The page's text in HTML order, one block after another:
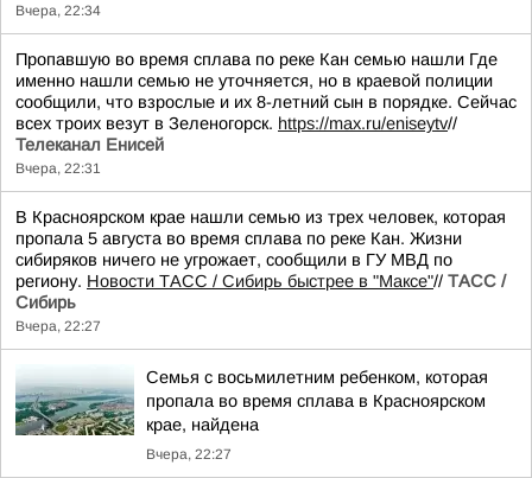
Вчера, 22:34
Пропавшую во время сплава по реке Кан семью нашли Где
именно нашли семью не уточняется, но в краевой полиции
сообщили, что взрослые и их 8-летний сын в порядке. Сейчас
всех троих везут в Зеленогорск. https://max.ru/eniseytv//
Телеканал Енисей
Вчера, 22:31
В Красноярском крае нашли семью из трех человек, которая
пропала 5 августа во время сплава по реке Кан. Жизни
сибиряков ничего не угрожает, сообщили в ГУ МВД по
региону. Новости ТАСС / Сибирь быстрее в "Mаксе"// ТАСС /
Сибирь
Вчера, 22:27
Семья с восьмилетним ребенком, которая
пропала во время сплава в Красноярском
крае, найдена
Вчера, 22:27